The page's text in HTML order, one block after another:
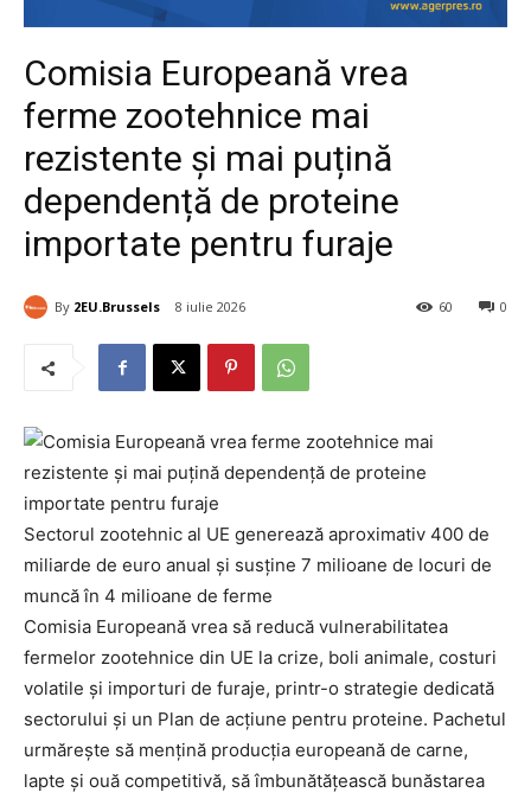
Comisia Europeană vrea
ferme zootehnice mai
rezistente și mai puțină
dependență de proteine
importate pentru furaje
By 2EU.Brussels 8 iulie 2026 0
60
Sectorul zootehnic al UE generează aproximativ 400 de
miliarde de euro anual și susține 7 milioane de locuri de
muncă în 4 milioane de ferme
Comisia Europeană vrea să reducă vulnerabilitatea
fermelor zootehnice din UE la crize, boli animale, costuri
volatile și importuri de furaje, printr-o strategie dedicată
sectorului și un Plan de acțiune pentru proteine. Pachetul
urmărește să mențină producția europeană de carne,
lapte și ouă competitivă, să îmbunătățească bunăstarea